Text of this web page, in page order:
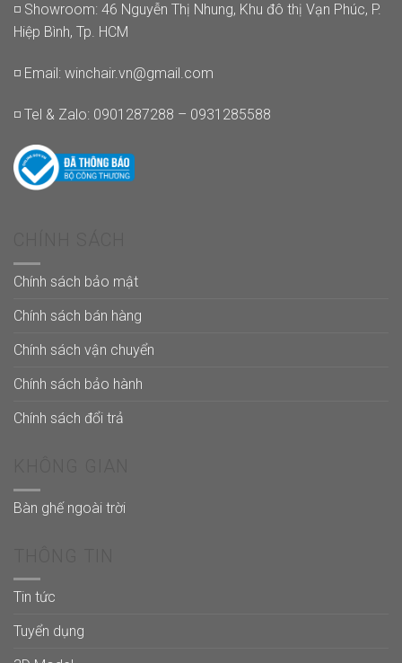
◽ Showroom: 46 Nguyễn Thị Nhung, Khu đô thị Vạn Phúc, P.
Hiệp Bình, Tp. HCM
◽ Email: winchair.vn@gmail.com
◽ Tel & Zalo: 0901287288 – 0931285588
Chính sách bảo mật
Chính sách bán hàng
Chính sách vận chuyển
Chính sách bảo hành
Chính sách đổi trả
Bàn ghế ngoài trời
Tin tức
Tuyển dụng